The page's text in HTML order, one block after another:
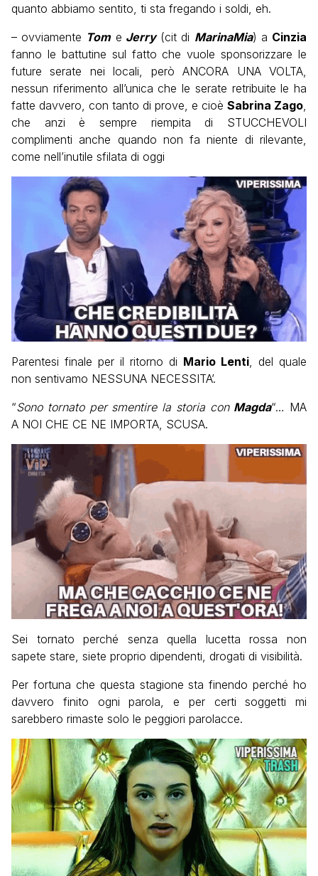
quanto abbiamo sentito, ti sta fregando i soldi, eh.
– ovviamente Tome Jerry (cit di MarinaMia) a Cinzia
fanno le battutine sul fatto che vuole sponsorizzare le
future serate nei locali, però ANCORA UNA VOLTA,
nessun riferimento all’unica che le serate retribuite le ha
fatte davvero, con tanto di prove, e cioè Sabrina Zago
che anzi è sempre riempita di STUCCHEVOLI
complimenti anche quando non fa niente di rilevante,
come nell’inutile sfilata di oggi
Parentesi finale per il ritorno di Mario Lenti, del quale
non sentivamo NESSUNA NECESSITA’.
“Sono tornato per smentire la storia con Magda“… MA
A NOI CHE CE NE IMPORTA, SCUSA.
Sei tornato perché senza quella lucetta rossa non
sapete stare, siete proprio dipendenti, drogati di visibilità.
Per fortuna che questa stagione sta finendo perché ho
davvero finito ogni parola, e per certi soggetti mi
sarebbero rimaste solo le peggiori parolacce.